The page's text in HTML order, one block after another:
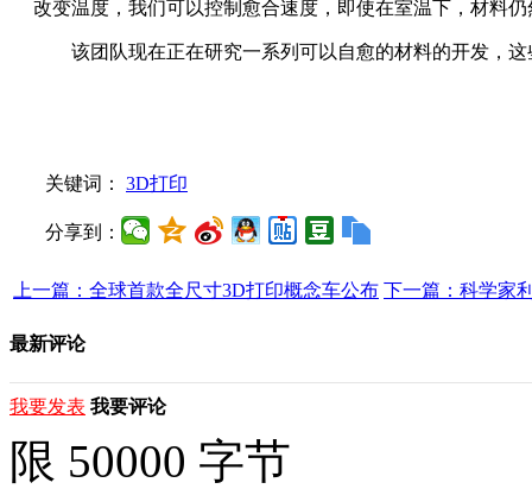
改变温度，我们可以控制愈合速度，即使在室温下，材料仍
该团队现在正在研究一系列可以自愈的材料的开发，
关键词： 3D打印
分享到：
上一篇：全球首款全尺寸3D打印概念车公布 下一篇：科学家
最新评论
我要发表 我要评论
限 50000 字节